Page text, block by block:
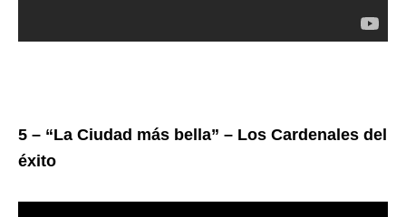
5 – “La Ciudad más bella” – Los Cardenales del
éxito